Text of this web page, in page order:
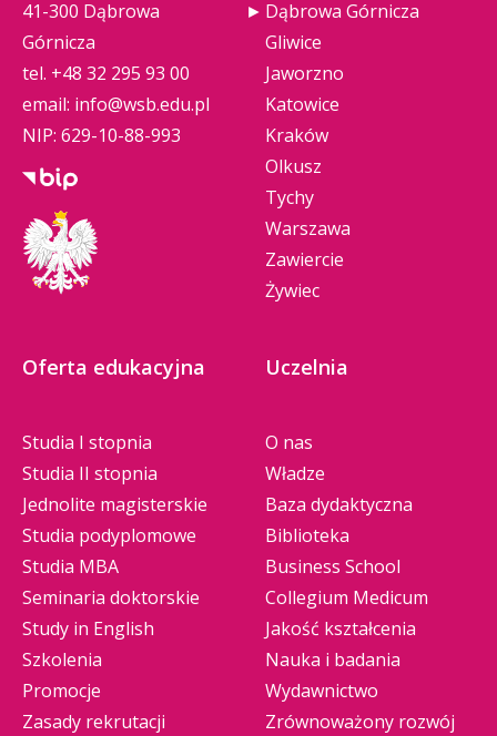
41-300 Dąbrowa
Górnicza
tel. +48 32 295 93 00
email: info@wsb.edu.pl
NIP: 629-10-88-993
Dąbrowa Górnicza
Gliwice
Jaworzno
Katowice
Kraków
Olkusz
Tychy
Warszawa
Zawiercie
Żywiec
Oferta edukacyjna
Studia I stopnia
Studia II stopnia
Jednolite magisterskie
Studia podyplomowe
Studia MBA
Seminaria doktorskie
Study in English
Szkolenia
Promocje
Zasady rekrutacji
Uczelnia
O nas
Władze
Baza dydaktyczna
Biblioteka
Business School
Collegium Medicum
Jakość kształcenia
Nauka i badania
Wydawnictwo
Zrównoważony rozwój